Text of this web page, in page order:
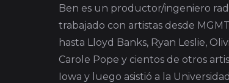
Ben es un productor/ingeniero
trabajado con artistas desde
hasta Lloyd Banks, Ryan Leslie,
Carole Pope y cientos de otros
Iowa y luego asistió a la